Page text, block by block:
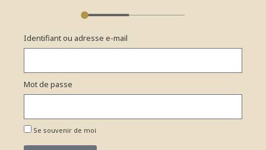
Identifiant ou adresse e-mail
Mot de passe
Se souvenir de moi